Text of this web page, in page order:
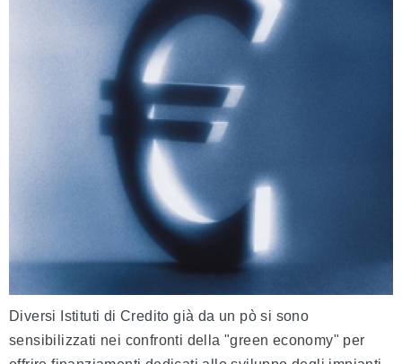
Diversi Istituti di Credito già da un pò si sono
sensibilizzati nei confronti della "green economy" per